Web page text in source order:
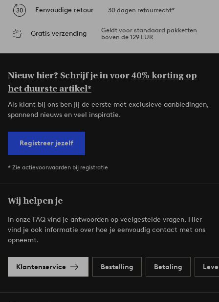
Eenvoudige retour 30 dagen retourrecht*
Gratis verzending
Geldt voor standaard pakketten
boven de 129 EUR
Nieuw hier? Schrijf je in voor40% korting op
het duurste artikel*
Als klant bij ons ben jij de eerste met exclusieve aanbiedingen,
spannend nieuws en veel inspiratie.
Registreer jezelf
* Zie actievoorwaarden bij registratie
Wij helpen je
In onze FAQ vind je antwoorden op veelgestelde vragen. Hier
vind je ook informatie over hoe je eenvoudig contact met ons
opneemt.
Klantenservice Bestelling Betaling